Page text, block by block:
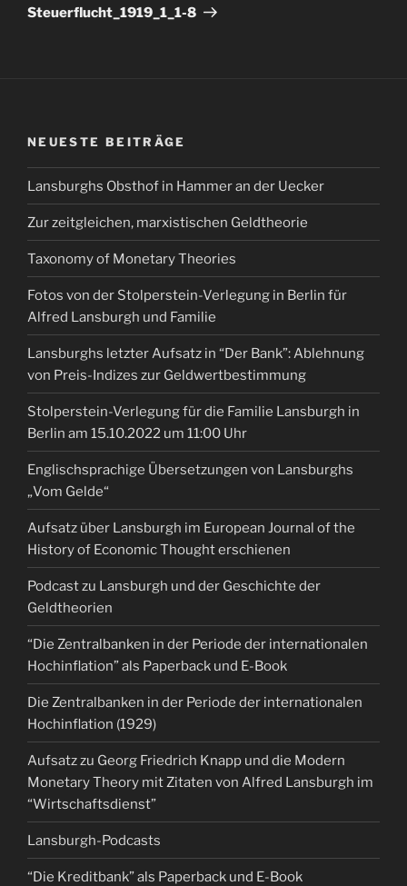
Steuerflucht_1919_1_1-8
NEUESTE BEITRÄGE
Lansburghs Obsthof in Hammer an der Uecker
Zur zeitgleichen, marxistischen Geldtheorie
Taxonomy of Monetary Theories
Fotos von der Stolperstein-Verlegung in Berlin für
Alfred Lansburgh und Familie
Lansburghs letzter Aufsatz in “Der Bank”: Ablehnung
von Preis-Indizes zur Geldwertbestimmung
Stolperstein-Verlegung für die Familie Lansburgh in
Berlin am 15.10.2022 um 11:00 Uhr
Englischsprachige Übersetzungen von Lansburghs
„Vom Gelde“
Aufsatz über Lansburgh im European Journal of the
History of Economic Thought erschienen
Podcast zu Lansburgh und der Geschichte der
Geldtheorien
“Die Zentralbanken in der Periode der internationalen
Hochinflation” als Paperback und E-Book
Die Zentralbanken in der Periode der internationalen
Hochinflation (1929)
Aufsatz zu Georg Friedrich Knapp und die Modern
Monetary Theory mit Zitaten von Alfred Lansburgh im
“Wirtschaftsdienst”
Lansburgh-Podcasts
“Die Kreditbank” als Paperback und E-Book